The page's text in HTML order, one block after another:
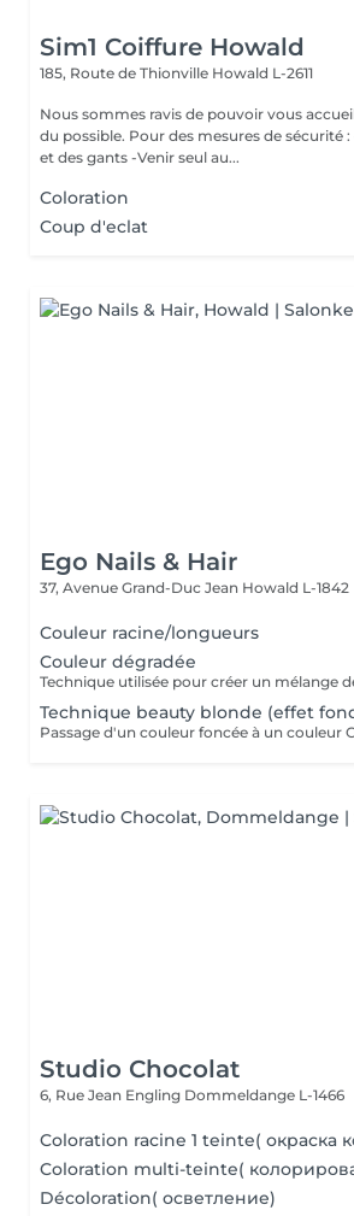
Sim1 Coiffure Howald
185, Route de Thionville Howald L-2611
Nous sommes ravis de pouvoir vous
du possible. Pour des mesures de sécurité
et des gants -Venir seul au...
Coloration
Coup d'eclat
Ego Nails & Hair
37, Avenue Grand-Duc Jean Howald L-1842
Couleur racine/longueurs
Couleur dégradée
Technique beauty blonde (effet
Passage d'un couleur foncée à un couleur
Studio Chocolat
6, Rue Jean Engling Dommeldange L-1466
Coloration racine 1 teinte( окраска
Coloration multi-teinte(
Décoloration( осветление)